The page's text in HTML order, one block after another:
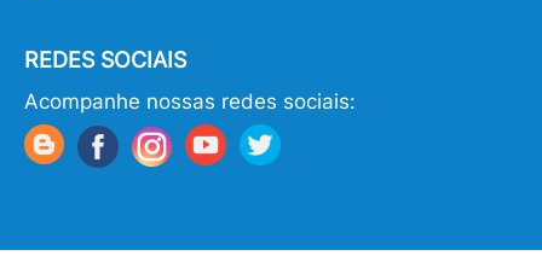
REDES SOCIAIS
Acompanhe nossas redes sociais: